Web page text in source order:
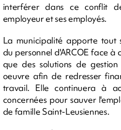
interférer dans ce conflit
employeur et ses employés.
La municipalité apporte tout
du personnel d'ARCOE face à
que des solutions de
oeuvre afin de redresser
travail. Elle continuera à
concernées pour sauver
de famille Saint-Leusiennes.